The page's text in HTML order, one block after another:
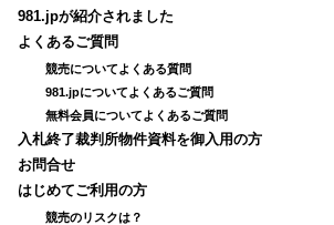
981.jpが紹介されました
よくあるご質問
競売についてよくある質問
981.jpについてよくあるご質問
無料会員についてよくあるご質問
入札終了裁判所物件資料を御入用の方
お問合せ
はじめてご利用の方
競売のリスクは？